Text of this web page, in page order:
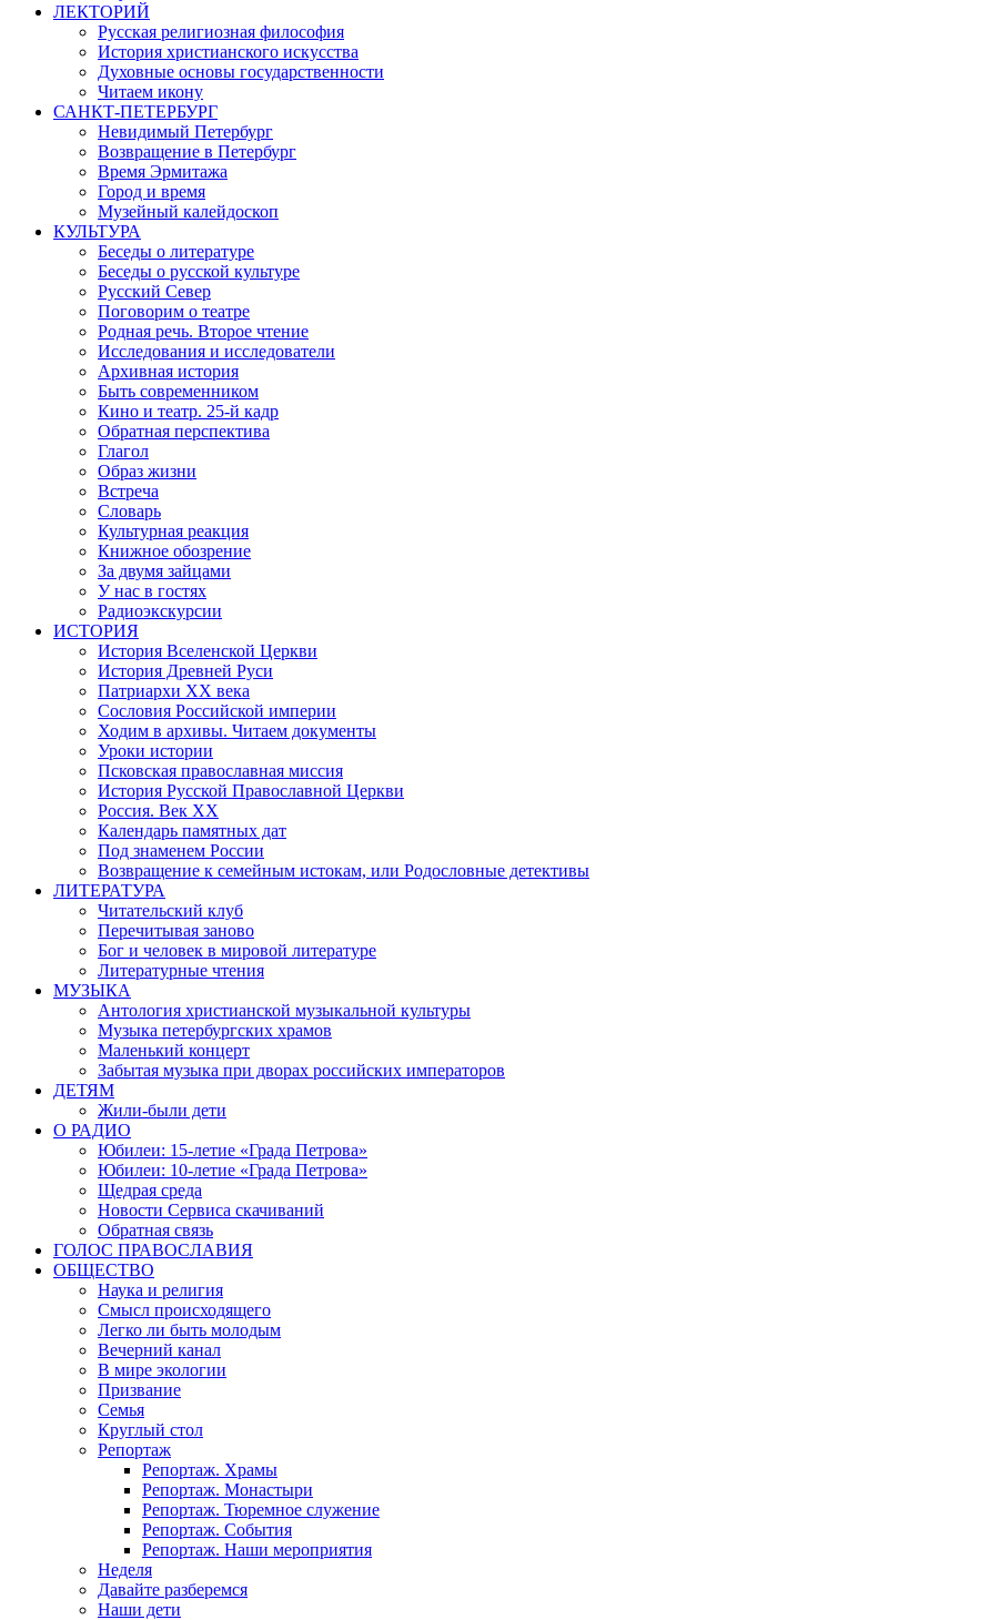
ЛЕКТОРИЙ
Русская религиозная философия
История христианского искусства
Духовные основы государственности
Читаем икону
САНКТ-ПЕТЕРБУРГ
Невидимый Петербург
Возвращение в Петербург
Время Эрмитажа
Город и время
Музейный калейдоскоп
КУЛЬТУРА
Беседы о литературе
Беседы о русской культуре
Русский Север
Поговорим о театре
Родная речь. Второе чтение
Исследования и исследователи
Архивная история
Быть современником
Кино и театр. 25-й кадр
Обратная перспектива
Глагол
Образ жизни
Встреча
Словарь
Культурная реакция
Книжное обозрение
За двумя зайцами
У нас в гостях
Радиоэкскурсии
ИСТОРИЯ
История Вселенской Церкви
История Древней Руси
Патриархи XX века
Сословия Российской империи
Ходим в архивы. Читаем документы
Уроки истории
Псковская православная миссия
История Русской Православной Церкви
Россия. Век ХХ
Календарь памятных дат
Под знаменем России
Возвращение к семейным истокам, или Родословные детективы
ЛИТЕРАТУРА
Читательский клуб
Перечитывая заново
Бог и человек в мировой литературе
Литературные чтения
МУЗЫКА
Антология христианской музыкальной культуры
Музыка петербургских храмов
Маленький концерт
Забытая музыка при дворах российских императоров
ДЕТЯМ
Жили-были дети
О РАДИО
Юбилеи: 15-летие «Града Петрова»
Юбилеи: 10-летие «Града Петрова»
Щедрая среда
Новости Сервиса скачиваний
Обратная связь
ГОЛОС ПРАВОСЛАВИЯ
ОБЩЕСТВО
Наука и религия
Смысл происходящего
Легко ли быть молодым
Вечерний канал
В мире экологии
Призвание
Семья
Круглый стол
Репортаж
Репортаж. Храмы
Репортаж. Монастыри
Репортаж. Тюремное служение
Репортаж. События
Репортаж. Наши мероприятия
Неделя
Давайте разберемся
Наши дети